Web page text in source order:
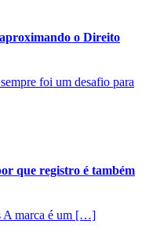
o Direito
foi um desafio para
que registro é também
A marca é um […]